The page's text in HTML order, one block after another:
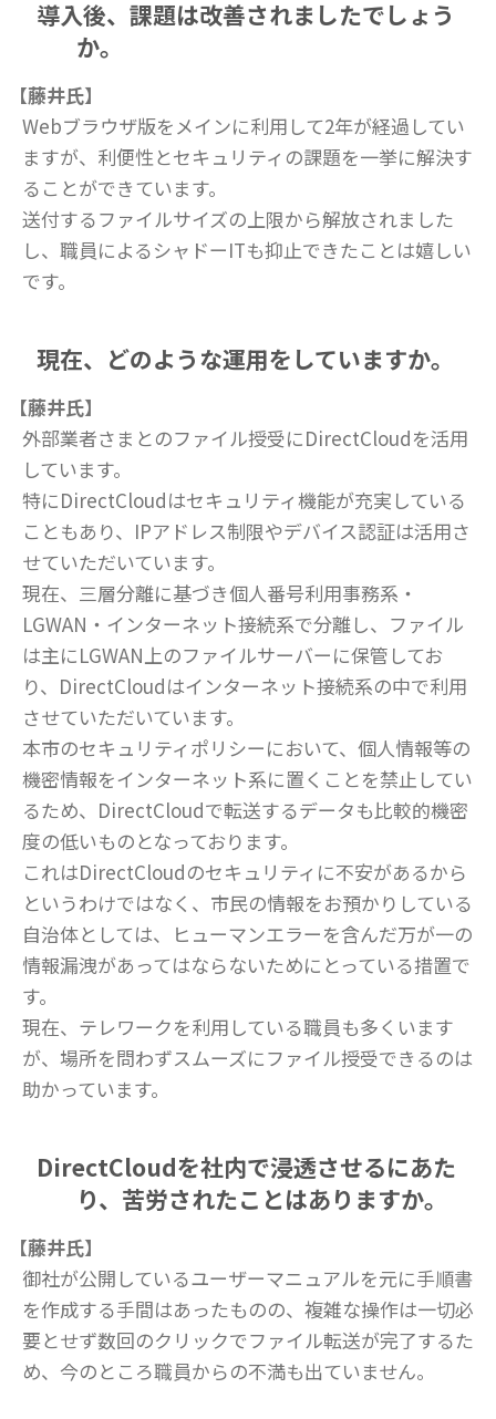
導入後、課題は改善されましたでしょう
か。
【藤井氏】
Webブラウザ版をメインに利用して2年が経過してい
ますが、利便性とセキュリティの課題を一挙に解決す
ることができています。
送付するファイルサイズの上限から解放されました
し、職員によるシャドーITも抑止できたことは嬉しい
です。
現在、どのような運用をしていますか。
【藤井氏】
外部業者さまとのファイル授受にDirectCloudを活用
しています。
特にDirectCloudはセキュリティ機能が充実している
こともあり、IPアドレス制限やデバイス認証は活用さ
せていただいています。
現在、三層分離に基づき個人番号利用事務系・
LGWAN・インターネット接続系で分離し、ファイル
は主にLGWAN上のファイルサーバーに保管してお
り、DirectCloudはインターネット接続系の中で利用
させていただいています。
本市のセキュリティポリシーにおいて、個人情報等の
機密情報をインターネット系に置くことを禁止してい
るため、DirectCloudで転送するデータも比較的機密
度の低いものとなっております。
これはDirectCloudのセキュリティに不安があるから
というわけではなく、市民の情報をお預かりしている
自治体としては、ヒューマンエラーを含んだ万が一の
情報漏洩があってはならないためにとっている措置で
す。
現在、テレワークを利用している職員も多くいます
が、場所を問わずスムーズにファイル授受できるのは
助かっています。
DirectCloudを社内で浸透させるにあた
り、苦労されたことはありますか。
【藤井氏】
御社が公開しているユーザーマニュアルを元に手順書
を作成する手間はあったものの、複雑な操作は一切必
要とせず数回のクリックでファイル転送が完了するた
め、今のところ職員からの不満も出ていません。